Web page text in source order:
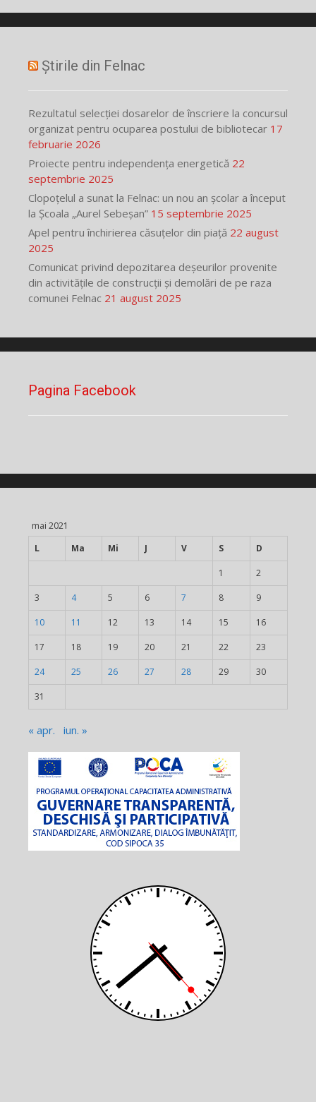
Știrile din Felnac
Rezultatul selecției dosarelor de înscriere la concursul
organizat pentru ocuparea postului de bibliotecar 17
februarie 2026
Proiecte pentru independența energetică 22
septembrie 2025
Clopoțelul a sunat la Felnac: un nou an școlar a început
la Școala „Aurel Sebeșan” 15 septembrie 2025
Apel pentru închirierea căsuțelor din piață 22 august
2025
Comunicat privind depozitarea deșeurilor provenite
din activitățile de construcții și demolări de pe raza
comunei Felnac 21 august 2025
Pagina Facebook
mai 2021
L
Ma Mi J V S D
1 2
3 4 5 6 7 8 9
10 11 12 13 14 15 16
17 18 19 20 21 22 23
24 25 26 27 28 29 30
31
« apr. iun. »